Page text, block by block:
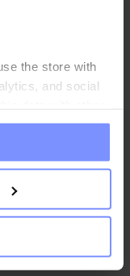
the store with
and social
or that they have
you agree?
analyse
analyse